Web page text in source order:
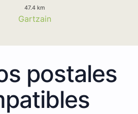
47.4 km
Gartzain
postales